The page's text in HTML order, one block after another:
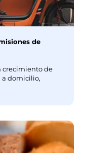
de
crecimiento de
a domicilio,